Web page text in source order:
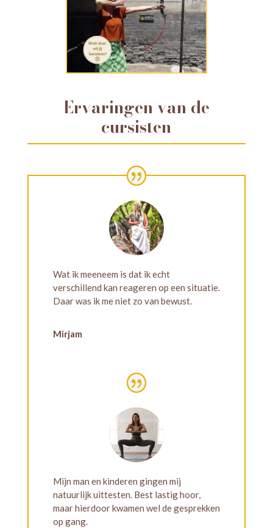
Ervaringen van de
cursisten
Wat ik meeneem is dat ik echt
verschillend kan reageren op een situatie.
Daar was ik me niet zo van bewust.
Mirjam
Mijn man en kinderen gingen mij
natuurlijk uittesten. Best lastig hoor,
maar hierdoor kwamen wel de gesprekken
op gang.